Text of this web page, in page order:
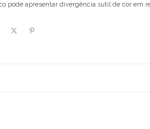
pode apresentar divergência sutil de cor em